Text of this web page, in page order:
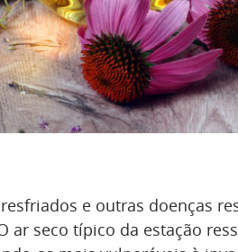
e outras doenças
ar seco típico da estação